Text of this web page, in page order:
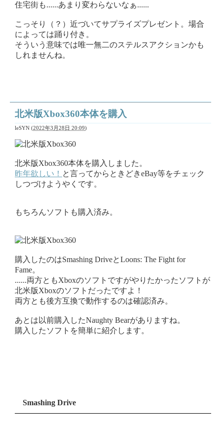
住宅街も......あまり変わらないなぁ......
こっそり（？）近づいてサプライズプレゼント。場合
によっては踊り付き。
そういう意味では唯一無二のステルスアクションかも
しれませんね。
北米版Xbox360本体を購入
leSYN (2022年3月28日 20:09)
北米版Xbox360本体を購入しました。
昨年欲しい！ と言ってからときどきeBay等をチェック
しつづけようやくです。
もちろんソフトも購入済み。
購入したのはSmashing DriveとLoons: The Fight for
Fame。
......両方ともXboxのソフトですがやりたかったソフトが
北米版Xboxのソフトだったですよ！
両方とも後方互換で動作するのは確認済み。
あとは以前購入したNaughty Bearがありますね。
購入したソフトを簡単に紹介します。
Smashing Drive